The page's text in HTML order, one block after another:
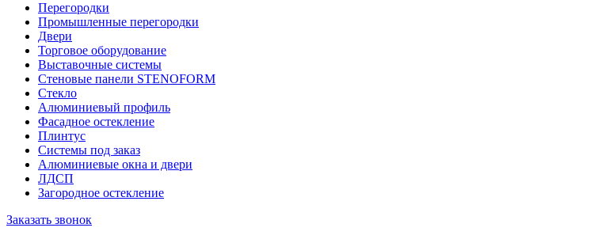
Перегородки
Промышленные перегородки
Двери
Торговое оборудование
Выставочные системы
Стеновые панели STENOFORM
Стекло
Алюминиевый профиль
Фасадное остекление
Плинтус
Системы под заказ
Алюминиевые окна и двери
ЛДСП
Загородное остекление
Заказать звонок